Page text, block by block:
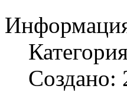
Создано: